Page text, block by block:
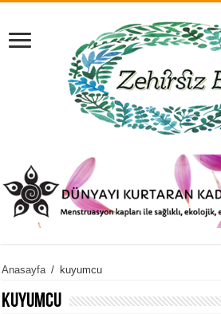
Anasayfa / kuyumcu
kuyumcu